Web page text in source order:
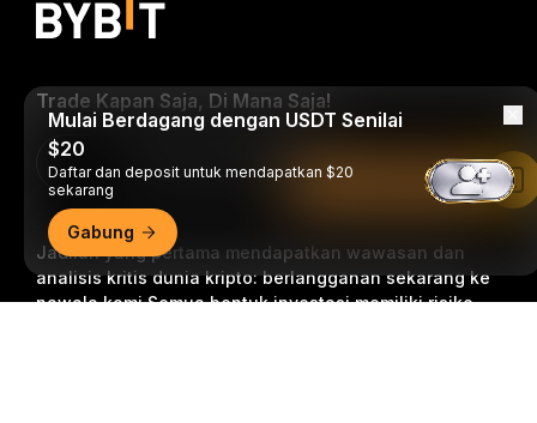
Jadilah yang pertama mendapatkan wawasan dan
analisis kritis dunia kripto: berlangganan sekarang ke
nawala kami.Semua bentuk investasi memiliki risiko,
Trade Kapan Saja, Di Mana Saja!
Download Bybit App
Mulai Berdagang dengan USDT Senilai
$20
Daftar dan deposit untuk mendapatkan $20
sekarang
Gabung
Baca di Aplikasi Bybit